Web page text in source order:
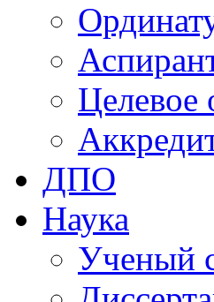
Целевое
ДПО
Наука
Ученый